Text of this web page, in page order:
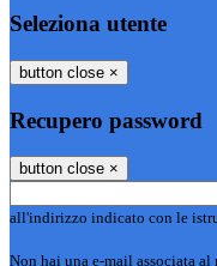
Seleziona utente
button close ×
Recupero password
button close ×
all'indirizzo indicato con le
Non hai una e-mail associata